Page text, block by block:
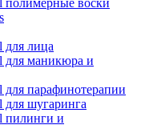
полимерные воски
для лица
для маникюра и
парафинотерапии
шугаринга
пилинги и